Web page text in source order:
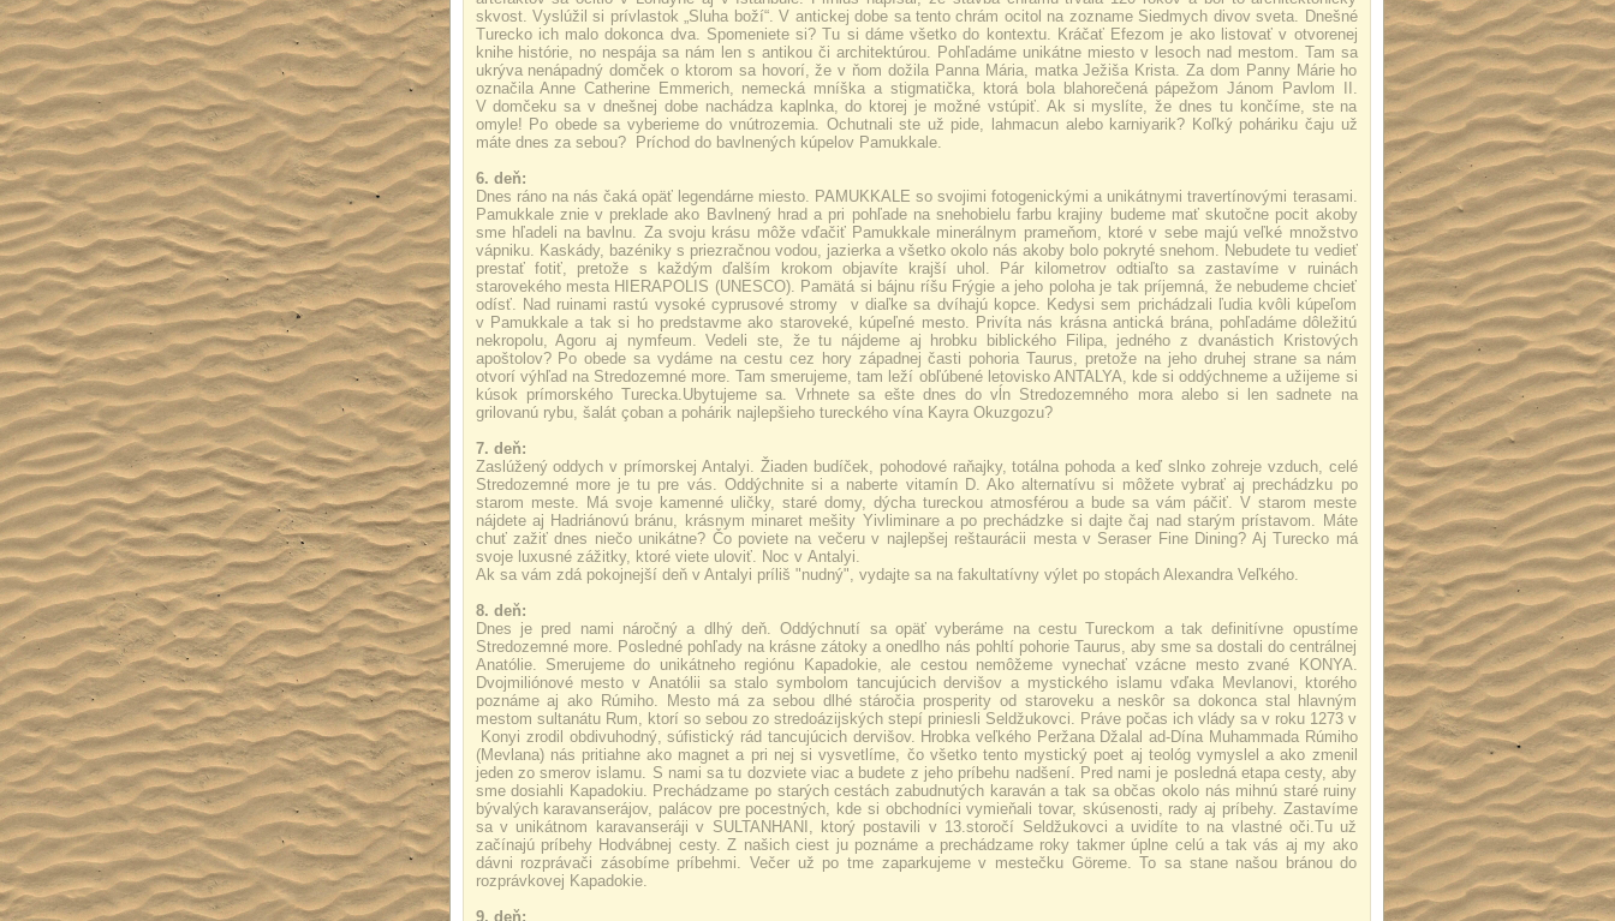
skvost. Vyslúžil si prívlastok „Sluha boží“. V antickej dobe sa tento chrám ocitol na zozname Siedmych divov sveta. Dnešné
Turecko ich malo dokonca dva. Spomeniete si? Tu si dáme všetko do kontextu. Kráčať Efezom je ako listovať v otvorenej
knihe histórie, no nespája sa nám len s antikou či architektúrou. Pohľadáme unikátne miesto v lesoch nad mestom. Tam sa
ukrýva nenápadný domček o ktorom sa hovorí, že v ňom dožila Panna Mária, matka Ježiša Krista. Za dom Panny Márie ho
označila Anne Catherine Emmerich, nemecká mníška a stigmatička, ktorá bola blahorečená pápežom Jánom Pavlom II.
V domčeku sa v dnešnej dobe nachádza kaplnka, do ktorej je možné vstúpiť. Ak si myslíte, že dnes tu končíme, ste na
omyle! Po obede sa vyberieme do vnútrozemia. Ochutnali ste už pide, lahmacun alebo karniyarik? Koľký poháriku čaju už
máte dnes za sebou? Príchod do bavlnených kúpelov Pamukkale.
6. deň:
Dnes ráno na nás čaká opäť legendárne miesto. PAMUKKALE so svojimi fotogenickými a unikátnymi travertínovými terasami.
Pamukkale znie v preklade ako Bavlnený hrad a pri pohľade na snehobielu farbu krajiny budeme mať skutočne pocit akoby
sme hľadeli na bavlnu. Za svoju krásu môže vďačiť Pamukkale minerálnym prameňom, ktoré v sebe majú veľké množstvo
vápniku. Kaskády, bazéniky s priezračnou vodou, jazierka a všetko okolo nás akoby bolo pokryté snehom. Nebudete tu vedieť
prestať fotiť, pretože s každým ďalším krokom objavíte krajší uhol. Pár kilometrov odtiaľto sa zastavíme v ruinách
starovekého mesta HIERAPOLIS (UNESCO). Pamätá si bájnu ríšu Frýgie a jeho poloha je tak príjemná, že nebudeme chcieť
odísť. Nad ruinami rastú vysoké cyprusové stromy v diaľke sa dvíhajú kopce. Kedysi sem prichádzali ľudia kvôli kúpeľom
v Pamukkale a tak si ho predstavme ako staroveké, kúpeľné mesto. Privíta nás krásna antická brána, pohľadáme dôležitú
nekropolu, Agoru aj nymfeum. Vedeli ste, že tu nájdeme aj hrobku biblického Filipa, jedného z dvanástich Kristových
apoštolov? Po obede sa vydáme na cestu cez hory západnej časti pohoria Taurus, pretože na jeho druhej strane sa nám
otvorí výhľad na Stredozemné more. Tam smerujeme, tam leží obľúbené letovisko ANTALYA, kde si oddýchneme a užijeme si
kúsok prímorského Turecka.Ubytujeme sa. Vrhnete sa ešte dnes do vĺn Stredozemného mora alebo si len sadnete na
grilovanú rybu, šalát çoban a pohárik najlepšieho tureckého vína Kayra Okuzgozu?
7. deň:
Zaslúžený oddych v prímorskej Antalyi. Žiaden budíček, pohodové raňajky, totálna pohoda a keď slnko zohreje vzduch, celé
Stredozemné more je tu pre vás. Oddýchnite si a naberte vitamín D. Ako alternatívu si môžete vybrať aj prechádzku po
starom meste. Má svoje kamenné uličky, staré domy, dýcha tureckou atmosférou a bude sa vám páčiť. V starom meste
nájdete aj Hadriánovú bránu, krásnym minaret mešity Yivliminare a po prechádzke si dajte čaj nad starým prístavom. Máte
chuť zažiť dnes niečo unikátne? Čo poviete na večeru v najlepšej reštaurácii mesta v Seraser Fine Dining? Aj Turecko má
svoje luxusné zážitky, ktoré viete uloviť. Noc v Antalyi.
Ak sa vám zdá pokojnejší deň v Antalyi príliš "nudný", vydajte sa na fakultatívny výlet po stopách Alexandra Veľkého.
8. deň:
Dnes je pred nami náročný a dlhý deň. Oddýchnutí sa opäť vyberáme na cestu Tureckom a tak definitívne opustíme
Stredozemné more. Posledné pohľady na krásne zátoky a onedlho nás pohltí pohorie Taurus, aby sme sa dostali do centrálnej
Anatólie. Smerujeme do unikátneho regiónu Kapadokie, ale cestou nemôžeme vynechať vzácne mesto zvané KONYA.
Dvojmiliónové mesto v Anatólii sa stalo symbolom tancujúcich dervišov a mystického islamu vďaka Mevlanovi, ktorého
poznáme aj ako Rúmiho. Mesto má za sebou dlhé stáročia prosperity od staroveku a neskôr sa dokonca stal hlavným
mestom sultanátu Rum, ktorí so sebou zo stredoázijských stepí priniesli Seldžukovci. Práve počas ich vlády sa v roku 1273 v
Konyi zrodil obdivuhodný, súfistický rád tancujúcich dervišov. Hrobka veľkého Peržana Džalal ad-Dína Muhammada Rúmiho
(Mevlana) nás pritiahne ako magnet a pri nej si vysvetlíme, čo všetko tento mystický poet aj teológ vymyslel a ako zmenil
jeden zo smerov islamu. S nami sa tu dozviete viac a budete z jeho príbehu nadšení. Pred nami je posledná etapa cesty, aby
sme dosiahli Kapadokiu. Prechádzame po starých cestách zabudnutých karaván a tak sa občas okolo nás mihnú staré ruiny
bývalých karavanserájov, palácov pre pocestných, kde si obchodníci vymieňali tovar, skúsenosti, rady aj príbehy. Zastavíme
sa v unikátnom karavanseráji v SULTANHANI, ktorý postavili v 13.storočí Seldžukovci a uvidíte to na vlastné oči.Tu už
začínajú príbehy Hodvábnej cesty. Z našich ciest ju poznáme a prechádzame roky takmer úplne celú a tak vás aj my ako
dávni rozprávači zásobíme príbehmi. Večer už po tme zaparkujeme v mestečku Göreme. To sa stane našou bránou do
rozprávkovej Kapadokie.
9. deň: